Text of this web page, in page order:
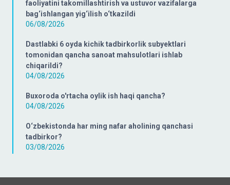
faoliyatini takomillashtirish va ustuvor vazifalarga
bag‘ishlangan yig‘ilish o‘tkazildi
06/08/2026
Dastlabki 6 oyda kichik tadbirkorlik subyektlari
tomonidan qancha sanoat mahsulotlari ishlab
chiqarildi?
04/08/2026
Buxoroda o'rtacha oylik ish haqi qancha?
04/08/2026
O‘zbekistonda har ming nafar aholining qanchasi
tadbirkor?
03/08/2026